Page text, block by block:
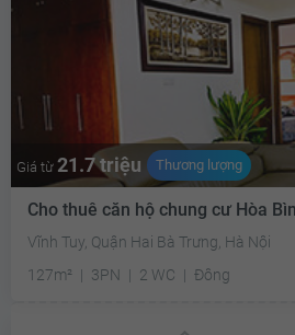
Giá từ 21.7 triệu Thương lượng
Cho thuê căn hộ chung cư Hòa
Vĩnh Tuy, Quận Hai Bà Trưng, Hà Nội
127m²
3PN 2 WC Đông